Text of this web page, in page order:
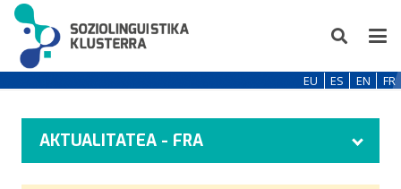
EU ES EN FR
AKTUALITATEA - FRA